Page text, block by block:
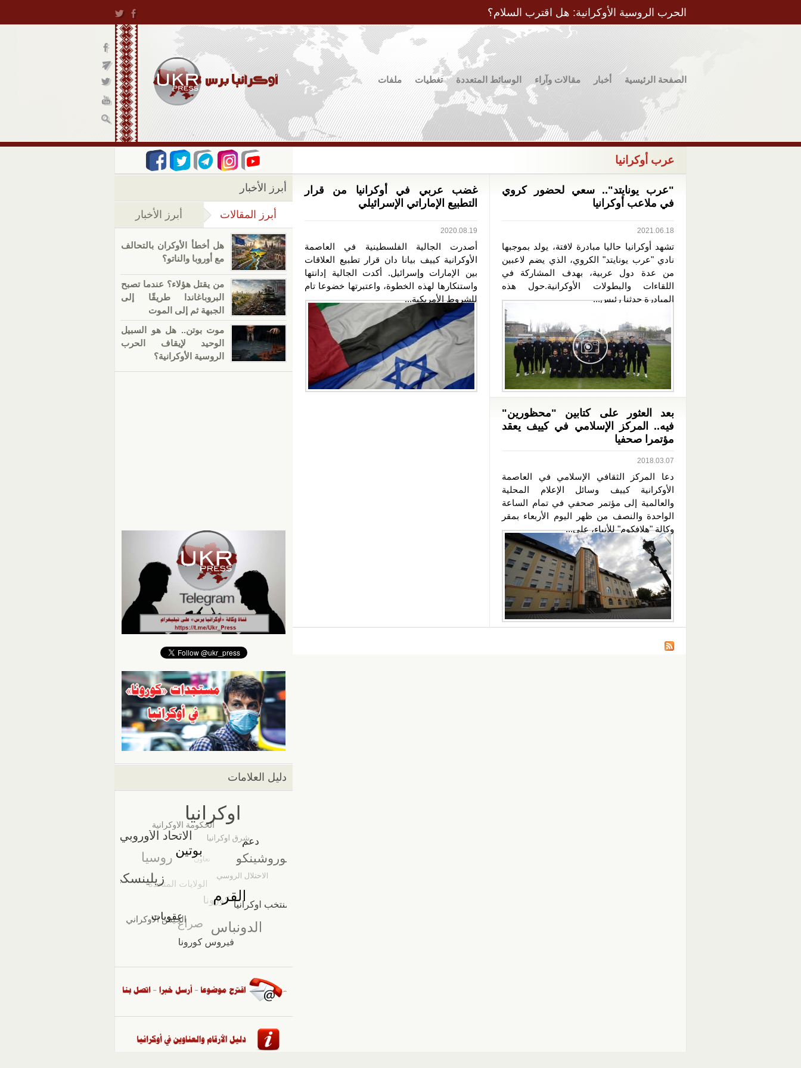
الحرب الروسية الأوكرانية: هل اقترب السلام؟
الصفحة الرئيسية أخبار مقالات وآراء الوسائط المتعددة تغطيات ملفات
عرب أوكرانيا
"عرب يونايتد".. سعي لحضور كروي
في ملاعب أوكرانيا
2021.06.18
تشهد أوكرانيا حاليا مبادرة لافتة، يولد بموجبها
نادي "عرب يونايتد" الكروي، الذي يضم لاعبين
من عدة دول عربية، بهدف المشاركة في
اللقاءات والبطولات الأوكرانية.حول هذه
المبادرة حدثنا رئيس...
غضب عربي في أوكرانيا من قرار
التطبيع الإماراتي الإسرائيلي
2020.08.19
أصدرت الجالية الفلسطينية في العاصمة
الأوكرانية كييف بيانا دان قرار تطبيع العلاقات
بين الإمارات وإسرائيل. أكدت الجالية إدانتها
واستنكارها لهذه الخطوة، واعتبرتها خضوعا تام
للشروط الأمريكية...
بعد العثور على كتابين "محظورين"
فيه.. المركز الإسلامي في كييف يعقد
مؤتمرا صحفيا
2018.03.07
دعا المركز الثقافي الإسلامي في العاصمة
الأوكرانية كييف وسائل الإعلام المحلية
والعالمية إلى مؤتمر صحفي في تمام الساعة
الواحدة والنصف من ظهر اليوم الأربعاء بمقر
وكالة "هلافكوم" للأنباء، على...
أبرز الأخبار
أبرز المقالات (علامة التبويب النشطة)
أبرز الأخبار
هل أخطأ الأوكران بالتحالف
مع أوروبا والناتو؟
من يقتل هؤلاء؟ عندما تصبح
البروباغاندا طريقًا إلى
الجبهة ثم إلى الموت
موت بوتن.. هل هو السبيل
الوحيد لإيقاف الحرب
الروسية الأوكرانية؟
دليل العلامات